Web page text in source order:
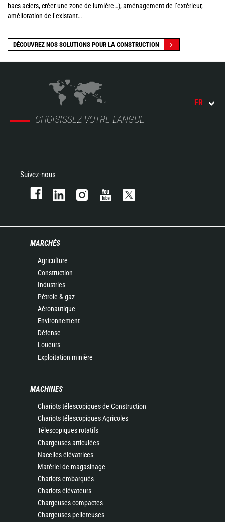
bacs aciers, créer une zone de lumière…), aménagement de l’extérieur,
amélioration de l’existant…
DÉCOUVREZ NOS SOLUTIONS POUR LA CONSTRUCTION
CHOISISSEZ VOTRE LANGUE
FR
Suivez-nous
MARCHÉS
Agriculture
Construction
Industries
Pétrole & gaz
Aéronautique
Environnement
Défense
Loueurs
Exploitation minière
MACHINES
Chariots télescopiques de Construction
Chariots télescopiques Agricoles
Télescopiques rotatifs
Chargeuses articulées
Nacelles élévatrices
Matériel de magasinage
Chariots embarqués
Chariots élévateurs
Chargeuses compactes
Chargeuses pelleteuses